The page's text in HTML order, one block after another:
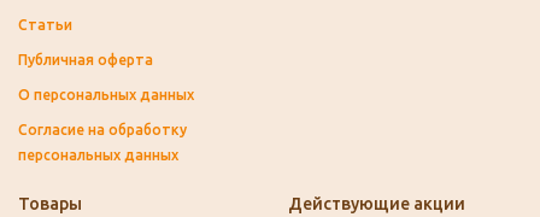
Статьи
Публичная оферта
О персональных данных
Согласие на обработку
персональных данных
Товары Действующие акции